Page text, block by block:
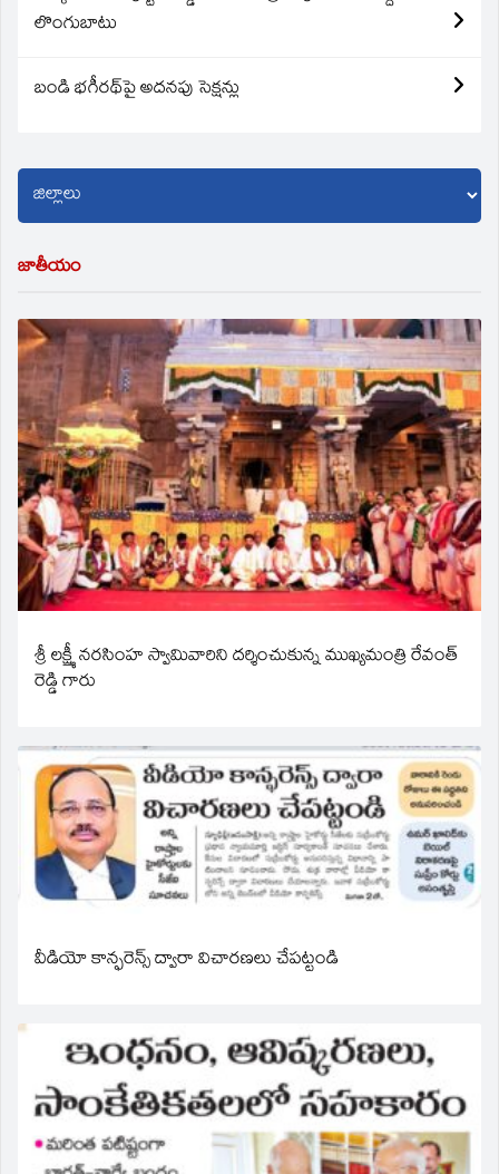
లొంగుబాటు
బండి భగీరథ్‌పై అదనపు సెక్షన్లు
జాతీయం
శ్రీ లక్ష్మీ నరసింహ స్వామివారిని దర్శించుకున్న ముఖ్యమంత్రి రేవంత్
రెడ్డి గారు
వీడియో కాన్ఫరెన్స్ ద్వారా విచారణలు చేపట్టండి